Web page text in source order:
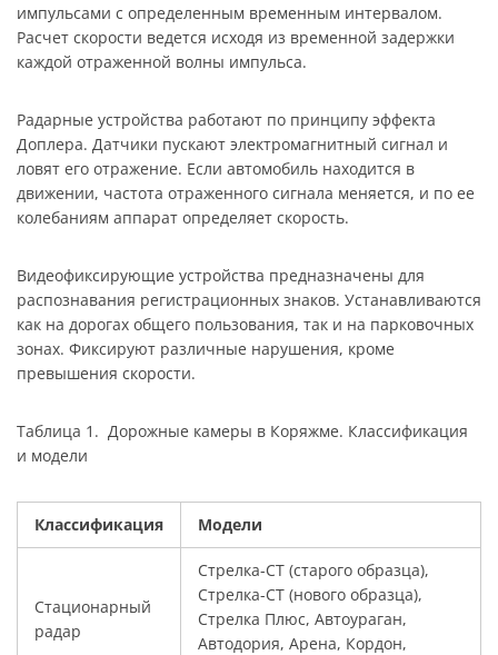
импульсами с определенным временным интервалом.
Расчет скорости ведется исходя из временной задержки
каждой отраженной волны импульса.
Радарные устройства работают по принципу эффекта
Доплера. Датчики пускают электромагнитный сигнал и
ловят его отражение. Если автомобиль находится в
движении, частота отраженного сигнала меняется, и по ее
колебаниям аппарат определяет скорость.
Видеофиксирующие устройства предназначены для
распознавания регистрационных знаков. Устанавливаются
как на дорогах общего пользования, так и на парковочных
зонах. Фиксируют различные нарушения, кроме
превышения скорости.
Таблица 1. Дорожные камеры в Коряжме. Классификация
и модели
Классификация Модели
Стационарный
радар
Стрелка-СТ (старого образца),
Стрелка-СТ (нового образца),
Стрелка Плюс, Автоураган,
Автодория, Арена, Кордон,